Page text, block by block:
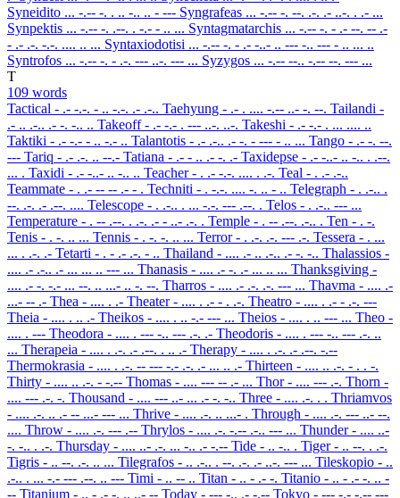
Syneidito ... -.-- -. . .. -.. .. - --- Syngrafeas ... -.-- -. --. .-. .- ..-. . .- ...
Synpektis ... -.-- -. .--. . -.- - .. ... Syntagmatarchis ... -.-- -. - .- --. -- .-
- .- .-. -.-. .... .. ... Syntaxiodotisi ... -.-- -. - .- -..- .. --- -.. --- - .. ... ..
Syntrofos ... -.-- -. - .-. --- ..-. --- ... Syzygos ... -.-- --.. -.-- --. --- ...
T
109 words
Tactical - .- -.-. - .. -.-. .- .-.. Taehyung - .- . .... -.-- ..- -. --. Tailandi -
.- .. .-.. .- -. -.. .. Takeoff- .- -.- . --- ..-. ..-. Takeshi - .- -.- . ... .... ..
Taktiki - .- -.- - .. -.- .. Talantotis - .- .-.. .- -. - --- - .. ... Tango - .- -. --.
--- Tariq - .- .-. .. --.- Tatiana - .- - .. .- -. .- Taxidepse - .- -..- .. -.. . .--.
... . Taxidi - .- -..- .. -.. .. Teacher- . .- -.-. .... . .-. Teal - . .- .-..
Teammate - . .- -- -- .- - . Techniti - . -.-. .... -. .. - .. Telegraph - . .-.. .
--. .-. .- .--. .... Telescope - . .-.. . ... -.-. --- .--. . Telos - . .-.. --- ...
Temperature - . -- .--. . .-. .- - ..- .-. . Temple - . -- .--. .-.. . Ten - . -.
Tenis - . -. .. ... Tennis - . -. -. .. ... Terror- . .-. .-. --- .-. Tessera - . ...
... . .-. .- Tetarti - . - .- .-. - .. Thailand - .... .- .. .-.. .- -. -.. Thalassios -
.... .- .-.. .- ... ... .. --- ... Thanasis - .... .- -. .- ... .. ... Thanksgiving -
.... .- -. -.- ... --. .. ...- .. -. --. Tharros - .... .- .-. .-. --- ... Thavma - .... .-
...- -- .- Thea - .... . .- Theater- .... . .- - . .-. Theatro - .... . .- - .-. ---
Theia - .... . .. .- Theikos - .... . .. -.- --- ... Theios - .... . .. --- ... Theo -
.... . --- Theodora - .... . --- -.. --- .-. .- Theodoris - .... . --- -.. --- .-. ..
... Therapeia - .... . .-. .- .--. . .. .- Therapy - .... . .-. .- .--. -.--
Thermokrasia - .... . .-. -- --- -.- .-. .- ... .. .- Thirteen - .... .. .-. - . . -.
Thirty - .... .. .-. - -.-- Thomas - .... --- -- .- ... Thor- .... --- .-. Thorn -
.... --- .-. -. Thousand - .... --- ..- ... .- -. -.. Three - .... .-. . . Thriamvos
- .... .-. .. .- -- ...- --- ... Thrive - .... .-. .. ...- . Through - .... .-. --- ..- --.
.... Throw - .... .-. --- .-- Thrylos - .... .-. -.-- .-.. --- ... Thunder- .... ..-
-. -.. . .-. Thursday - .... ..- .-. ... -.. .- -.-- Tide - .. -.. . Tiger- .. --. . .-.
Tigris - .. --. .-. .. ... Tilegrafos - .. .-.. . --. .-. .- ..-. --- ... Tileskopio - ..
.-.. . ... -.- --- .--. .. --- Timi - .. -- .. Titan - .. - .- -. Titanio - .. - .- -. .. -
-- Titanium - .. - .- -. .. ..- -- Today - --- -.. .- -.-- Tokyo - --- -.- -.-- ---